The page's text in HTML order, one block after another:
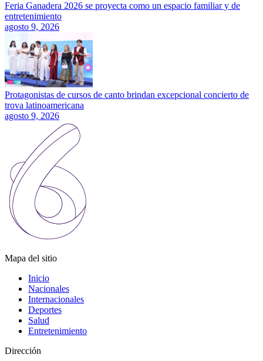
Feria Ganadera 2026 se proyecta como un espacio familiar y de
entretenimiento
agosto 9, 2026
Protagonistas de cursos de canto brindan excepcional concierto de
trova latinoamericana
agosto 9, 2026
Mapa del sitio
Inicio
Nacionales
Internacionales
Deportes
Salud
Entretenimiento
Dirección